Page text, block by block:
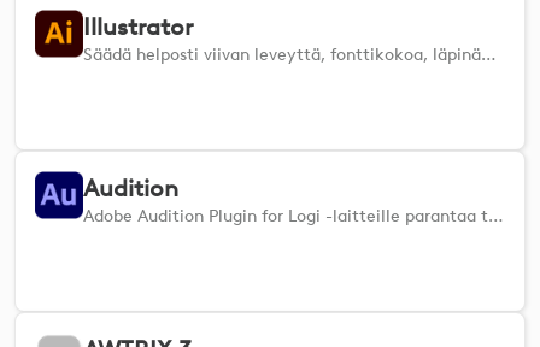
Illustrator
Säädä helposti viivan leveyttä, fonttikokoa, läpinäkymättömyyttä ja muuta Adobe Illustratorissa.
Audition
Adobe Audition Plugin for Logi -laitteille parantaa työnkulkuasi integroimalla sen saumattomasti useiden sovellusten toimintoihin. Tämän laajennuksen avulla voit hallita Auditionin työkaluja ja ominaisuuksia suoraan MX-laitteistasi, mikä mahdollistaa nopean pääsyn yleisesti käytettyihin toimintoihin, kuten tasojen, EQ-asetusten ja häivytysten säätämiseen. Mukauta pikanäppäimiä ja virtaviivaista luovaa prosessia intuitiivisen, tuntumanvaraisen ohjauksen avulla, mikä parantaa tehokkuutta ja tarkkuutta äänieditointityössäsi.